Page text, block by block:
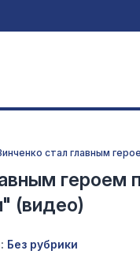
стал главным
героем
(видео)
Без рубрики